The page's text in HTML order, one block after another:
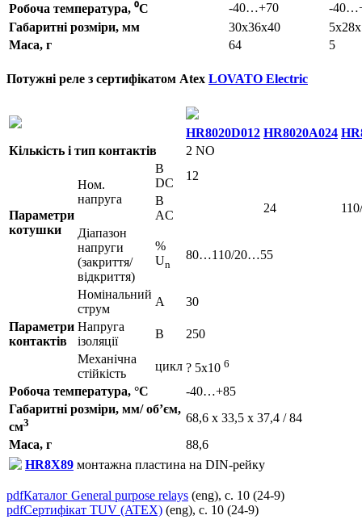
Робоча температура, ⁰С
-40…+70
-
Габаритні розміри, мм
30x36x40
Маса, г
64 5
Потужні реле з сертифікатом Atex LOVATO Electric
HR8020D012 HR8020A024
Кількість і тип контактів
2 NO
Параметри
котушки
Ном.
напруга
В
DC
12
В
AC
24
Діапазон
напруги
(закриття/
відкриття)
%
Un
80…110/20…55
Параметри
контактів
Номінальний
струм
А
30
Напруга
ізоляції
В
250
Механічна
стійкість
цикл ? 5x10 6
Робоча температура, °С
-40…+85
Габаритні розміри, мм/ об’єм,
см3
68,6 x 33,5 x 37,4 / 84
Маса, г
88,6
HR8X89 монтажна пластина на DIN-рейку
pdfКаталог General purpose relays (eng), с. 10 (24-9)
pdfСертифікат TUV (ATEX) (eng), с. 10 (24-9)